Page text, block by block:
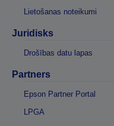
Lietošanas noteikumi
Juridisks
Drošības datu lapas
Partners
Epson Partner Portal
LPGA